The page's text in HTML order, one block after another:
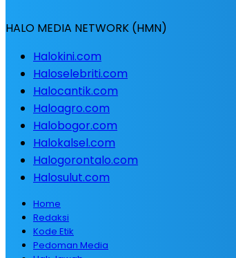
HALO MEDIA NETWORK (HMN)
Halokini.com
Haloselebriti.com
Halocantik.com
Haloagro.com
Halobogor.com
Halokalsel.com
Halogorontalo.com
Halosulut.com
Home
Redaksi
Kode Etik
Pedoman Media